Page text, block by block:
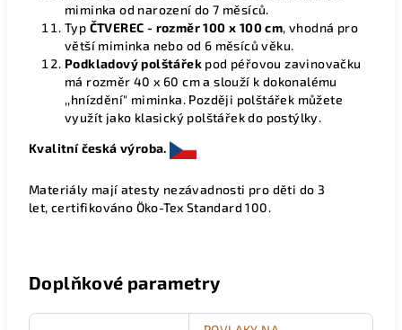
miminka od narození do 7 měsíců.
Typ ČTVEREC - rozměr 100 x 100 cm, vhodná pro
větší miminka nebo od 6 měsíců věku.
Podkladový polštářek pod péřovou zavinovačku
má rozměr 40 x 60 cm a slouží k dokonalému
,,hnízdění" miminka. Později polštářek můžete
využít jako klasický polštářek do postýlky.
Kvalitní česká výroba.
Materiály mají atesty nezávadnosti pro děti do 3
let, certifikováno Öko-Tex Standard 100.
Doplňkové parametry